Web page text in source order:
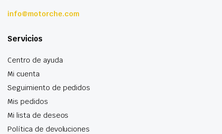
info@motorche.com
Servicios
Centro de ayuda
Mi cuenta
Seguimiento de pedidos
Mis pedidos
Mi lista de deseos
Política de devoluciones